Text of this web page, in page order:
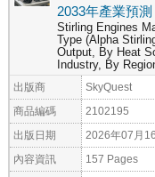
2033年產業預測
Stirling Engines
Type (Alpha
Output, By Heat
Industry, By
出版商 SkyQuest
商品編碼 2102195
出版日期 2026年07月
內容資訊 157 Pages